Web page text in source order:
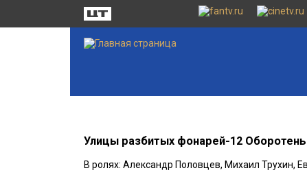
Улицы разбитых фонарей-12 Оборотень
В ролях: Александр Половцев, Михаил Трухин,